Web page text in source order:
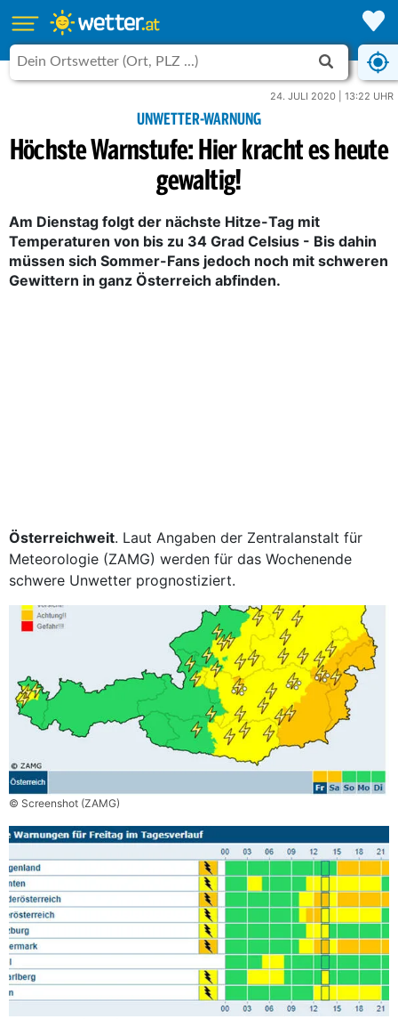
24. JULI 2020 | 13:22 UHR
UNWETTER-WARNUNG
Höchste Warnstufe: Hier kracht es heute
gewaltig!
Am Dienstag folgt der nächste Hitze-Tag mit
Temperaturen von bis zu 34 Grad Celsius - Bis dahin
müssen sich Sommer-Fans jedoch noch mit schweren
Gewittern in ganz Österreich abfinden.
Österreichweit. Laut Angaben der Zentralanstalt für
Meteorologie (ZAMG) werden für das Wochenende
schwere Unwetter prognostiziert.
© Screenshot (ZAMG)